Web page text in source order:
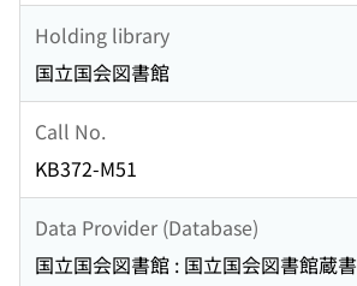
Holding library
国立国会図書館
Call No.
KB372-M51
Data Provider (Database)
国立国会図書館 : 国立国会図書館蔵書